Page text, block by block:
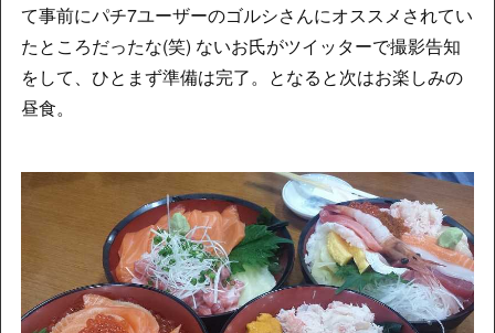
て事前にパチ7ユーザーのゴルシさんにオススメされてい
たところだったな(笑) ないお氏がツイッターで撮影告知
をして、ひとまず準備は完了。となると次はお楽しみの
昼食。